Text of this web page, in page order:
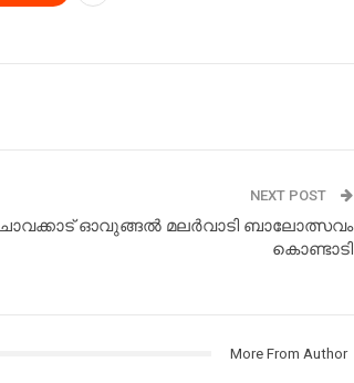
NEXT POST
ചാവക്കാട് ഓവുങ്ങൽ മലർവാടി ബാലോത്സവം
കൊണ്ടാടി
More From Author